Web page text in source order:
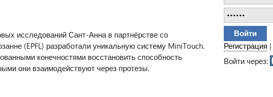
исследований Сант-Анна в партнёрстве со
(EPFL) разработали уникальную систему MiniTouch.
конечностями восстановить способность
они взаимодействуют через протезы.
Регистрация |
Войти через: